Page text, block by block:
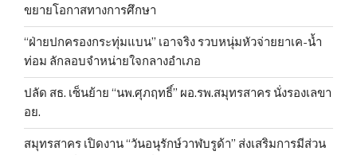
ขยายโอกาสทางการศึกษา
“ฝ่ายปกครองกระทุ่มแบน” เอาจริง รวบหนุ่มหัวจ่ายยาเค-น้ำ
ท่อม ลักลอบจำหน่ายใจกลางอำเภอ
ปลัด สธ. เซ็นย้าย “นพ.ศุภฤทธิ์” ผอ.รพ.สมุทรสาคร นั่งรองเลขา
อย.
สมุทรสาคร เปิดงาน “วันอนุรักษ์วาฬบรูด้า” ส่งเสริมการมีส่วน